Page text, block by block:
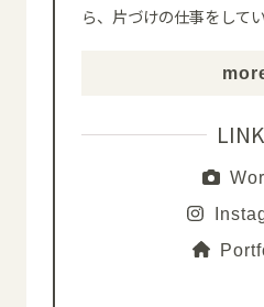
ら、片づけの仕事をして